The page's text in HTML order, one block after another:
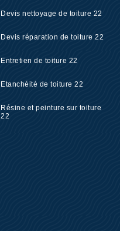
Devis nettoyage de toiture 22
Devis réparation de toiture 22
Entretien de toiture 22
Etanchéité de toiture 22
Résine et peinture sur toiture
22